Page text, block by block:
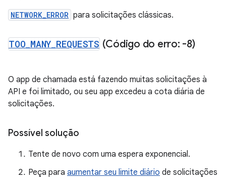
NETWORK_ERROR para solicitações clássicas.
TOO MANY REQUESTS (Código do erro: -8)
O app de chamada está fazendo muitas solicitações à
API e foi limitado, ou seu app excedeu a cota diária de
solicitações.
Possível solução
Tente de novo com uma espera exponencial.
Peça para aumentar seu limite diário de solicitações